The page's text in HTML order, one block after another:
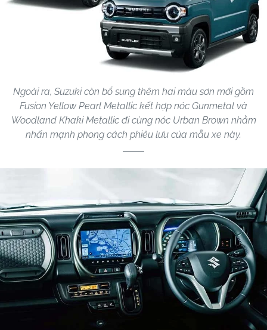
Ngoài ra, Suzuki còn bổ sung thêm hai màu sơn mới gồm
Fusion Yellow Pearl Metallic kết hợp nóc Gunmetal và
Woodland Khaki Metallic đi cùng nóc Urban Brown nhằm
nhấn mạnh phong cách phiêu lưu của mẫu xe này.